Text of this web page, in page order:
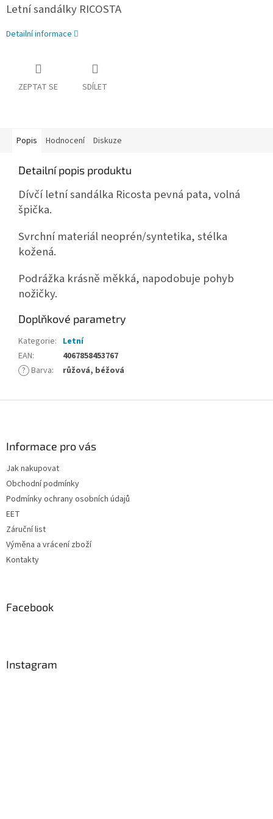
Letní sandálky RICOSTA
Detailní informace
ZEPTAT SE SDÍLET
Popis Hodnocení Diskuze
Detailní popis produktu
Dívčí letní sandálka Ricosta pevná pata, volná
špička.
Svrchní materiál neoprén/syntetika, stélka
kožená.
Podrážka krásně měkká, napodobuje pohyb
nožičky.
Doplňkové parametry
Kategorie: Letní
EAN:
4067858453767
? Barva: růžová, béžová
Informace pro vás
Jak nakupovat
Obchodní podmínky
Podmínky ochrany osobních údajů
EET
Záruční list
Výměna a vrácení zboží
Kontakty
Facebook
Instagram